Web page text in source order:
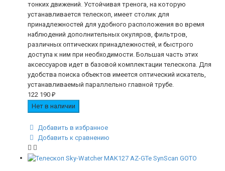
тонких движений. Устойчивая тренога, на которую
устанавливается телескоп, имеет столик для
принадлежностей для удобного расположения во время
наблюдений дополнительных окуляров, фильтров,
различных оптических принадлежностей, и быстрого
доступа к ним при необходимости. Большая часть этих
аксессуаров идет в базовой комплектации телескопа. Для
удобства поиска объектов имеется оптический искатель,
устанавливаемый параллельно главной трубе.
122 190 ₽
Нет в наличии
Добавить в избранное
Добавить к сравнению